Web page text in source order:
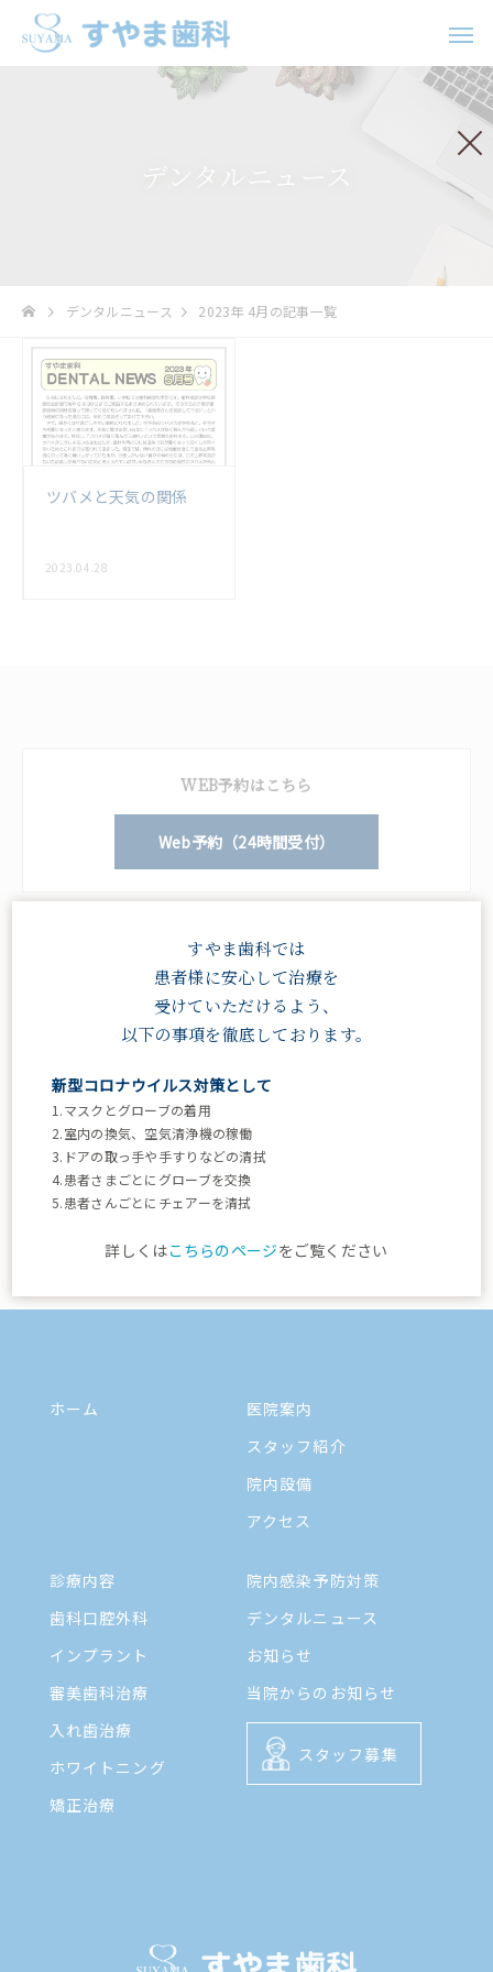
ホワイトニング
デンタルニュース
デンタルニュース 2023年 4月の記事一覧
ツバメと天気の関係
2023.04.28
WEB予約はこちら
Web予約（24時間受付）
電話予約はこちら
095-843-7234
受付：9:00 - 18:00
休診：土午後・日・祝
時間 月 火 水
9:00
~
12:00
● ● ● ●
13:30
ホーム
医院案内
スタッフ紹介
院内設備
アクセス
診療内容
歯科口腔外科
インプラント
審美歯科治療
入れ歯治療
ホワイトニング
矯正治療
院内感染予防対策
デンタルニュース
お知らせ
当院からのお知らせ
スタッフ募集
すやま歯科では
患者様に安心して治療を
受けていただけるよう、
以下の事項を徹底しております。
新型コロナウイルス対策として
1.マスクとグローブの着用
2.室内の換気、空気清浄機の稼働
3.ドアの取っ手や手すりなどの清拭
4.患者さまごとにグローブを交換
5.患者さんごとにチェアーを清拭
詳しくはこちらのページをご覧ください